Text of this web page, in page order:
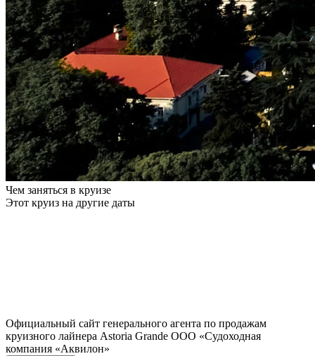
Чем заняться в круизе
Этот круиз на другие даты
Официальный сайт генерального агента по продажам
круизного лайнера Astoria Grande ООО «Судоходная
компания «Аквилон»